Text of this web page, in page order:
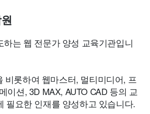
는 웹 전문가 양성 교육기관입니
비롯하여 웹마스터, 멀티미디어, 프
이션, 3D MAX, AUTO CAD 등의 교
필요한 인재를 양성하고 있습니다.